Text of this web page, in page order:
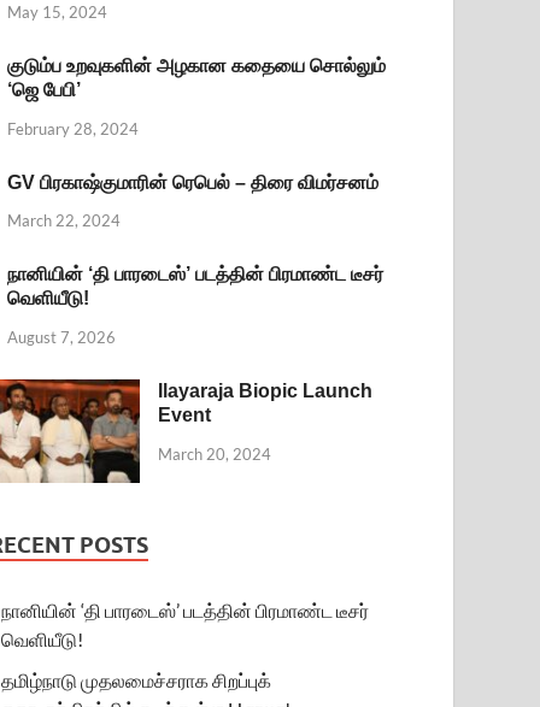
May 15, 2024
குடும்ப உறவுகளின் அழகான கதையை சொல்லும்
‘ஜெ பேபி’
February 28, 2024
GV பிரகாஷ்குமாரின் ரெபெல் – திரை விமர்சனம்
March 22, 2024
நானியின் ‘தி பாரடைஸ்’ படத்தின் பிரமாண்ட டீசர்
வெளியீடு!
August 7, 2026
Ilayaraja Biopic Launch
Event
March 20, 2024
POSTS
நானியின் ‘தி பாரடைஸ்’ படத்தின் பிரமாண்ட டீசர்
வெளியீடு!
தமிழ்நாடு முதலமைச்சராக சிறப்புக்